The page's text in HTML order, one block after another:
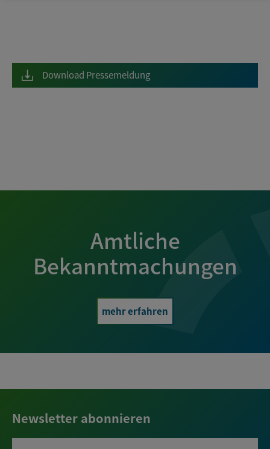
Download Pressemeldung
Amtliche
Bekanntmachungen
mehr erfahren
Newsletter abonnieren